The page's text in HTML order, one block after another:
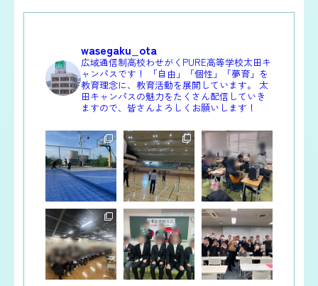
wasegaku_ota
広域通信制高校わせがくPURE高等学校太田キ
ャンパスです！
「自由」「個性」「夢育」を
教育理念に、教育活動を展開しています。
太
田キャンパスの魅力をたくさん配信していき
ますので、皆さんよろしくお願いします！